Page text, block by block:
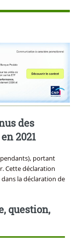
des
2021
portant
Cette déclaration
la déclaration de
question,